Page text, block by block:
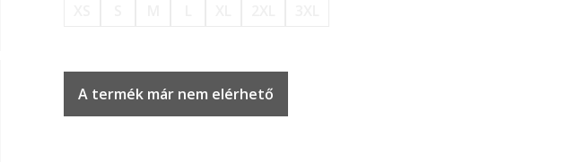
A termék már nem elérhető